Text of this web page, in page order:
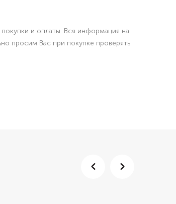
покупки и оплаты. Вся информация на
просим Вас при покупке проверять